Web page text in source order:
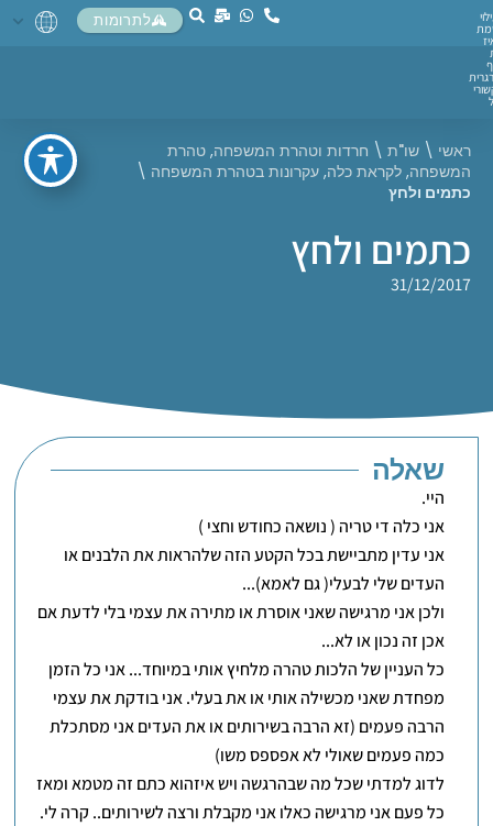
לתרומות
ראשי \ שו"ת \ חרדות וטהרת המשפחה, טהרת
המשפחה, לקראת כלה, עקרונות בטהרת המשפחה \
כתמים ולחץ
כתמים ולחץ
31/12/2017
שאלה
היי.
אני כלה די טריה ( נושאה כחודש וחצי )
אני עדין מתביישת בכל הקטע הזה שלהראות את הלבנים או
העדים שלי לבעלי( גם לאמא)...
ולכן אני מרגישה שאני אוסרת או מתירה את עצמי בלי לדעת אם
אכן זה נכון או לא...
כל העניין של הלכות טהרה מלחיץ אותי במיוחד... אני כל הזמן
מפחדת שאני מכשילה אותי או את בעלי. אני בודקת את עצמי
הרבה פעמים (זא הרבה בשירותים או את העדים אני מסתכלת
כמה פעמים שאולי לא אפספס משו)
לדוג למדתי שכל מה שבהרגשה ויש איזהוא כתם זה מטמא ומאז
כל פעם אני מרגישה כאלו אני מקבלת ורצה לשירותים.. קרה לי.